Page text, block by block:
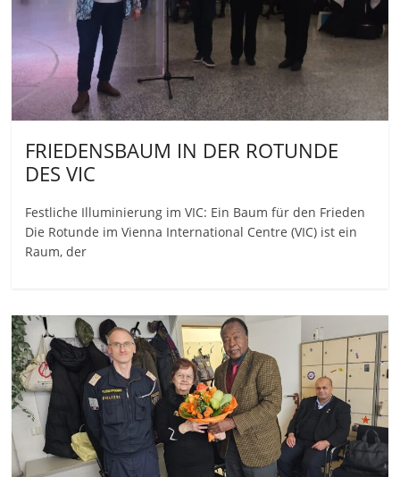
FRIEDENSBAUM IN DER ROTUNDE
DES VIC
Festliche Illuminierung im VIC: Ein Baum für den Frieden
Die Rotunde im Vienna International Centre (VIC) ist ein
Raum, der